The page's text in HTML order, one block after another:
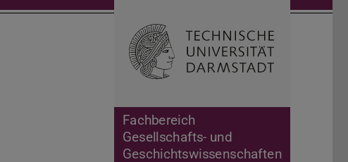
Fachbereich
Gesellschafts- und
Geschichtswissenschaften
Suche öffnen